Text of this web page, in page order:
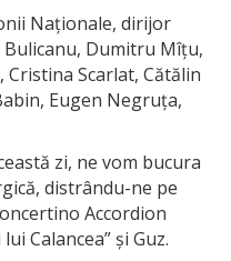
Naționale, dirijor
Dumitru Mîțu,
Scarlat, Cătălin
Eugen Negruța,
zi, ne vom bucura
distrându-ne pe
Accordion
Calancea” și Guz.